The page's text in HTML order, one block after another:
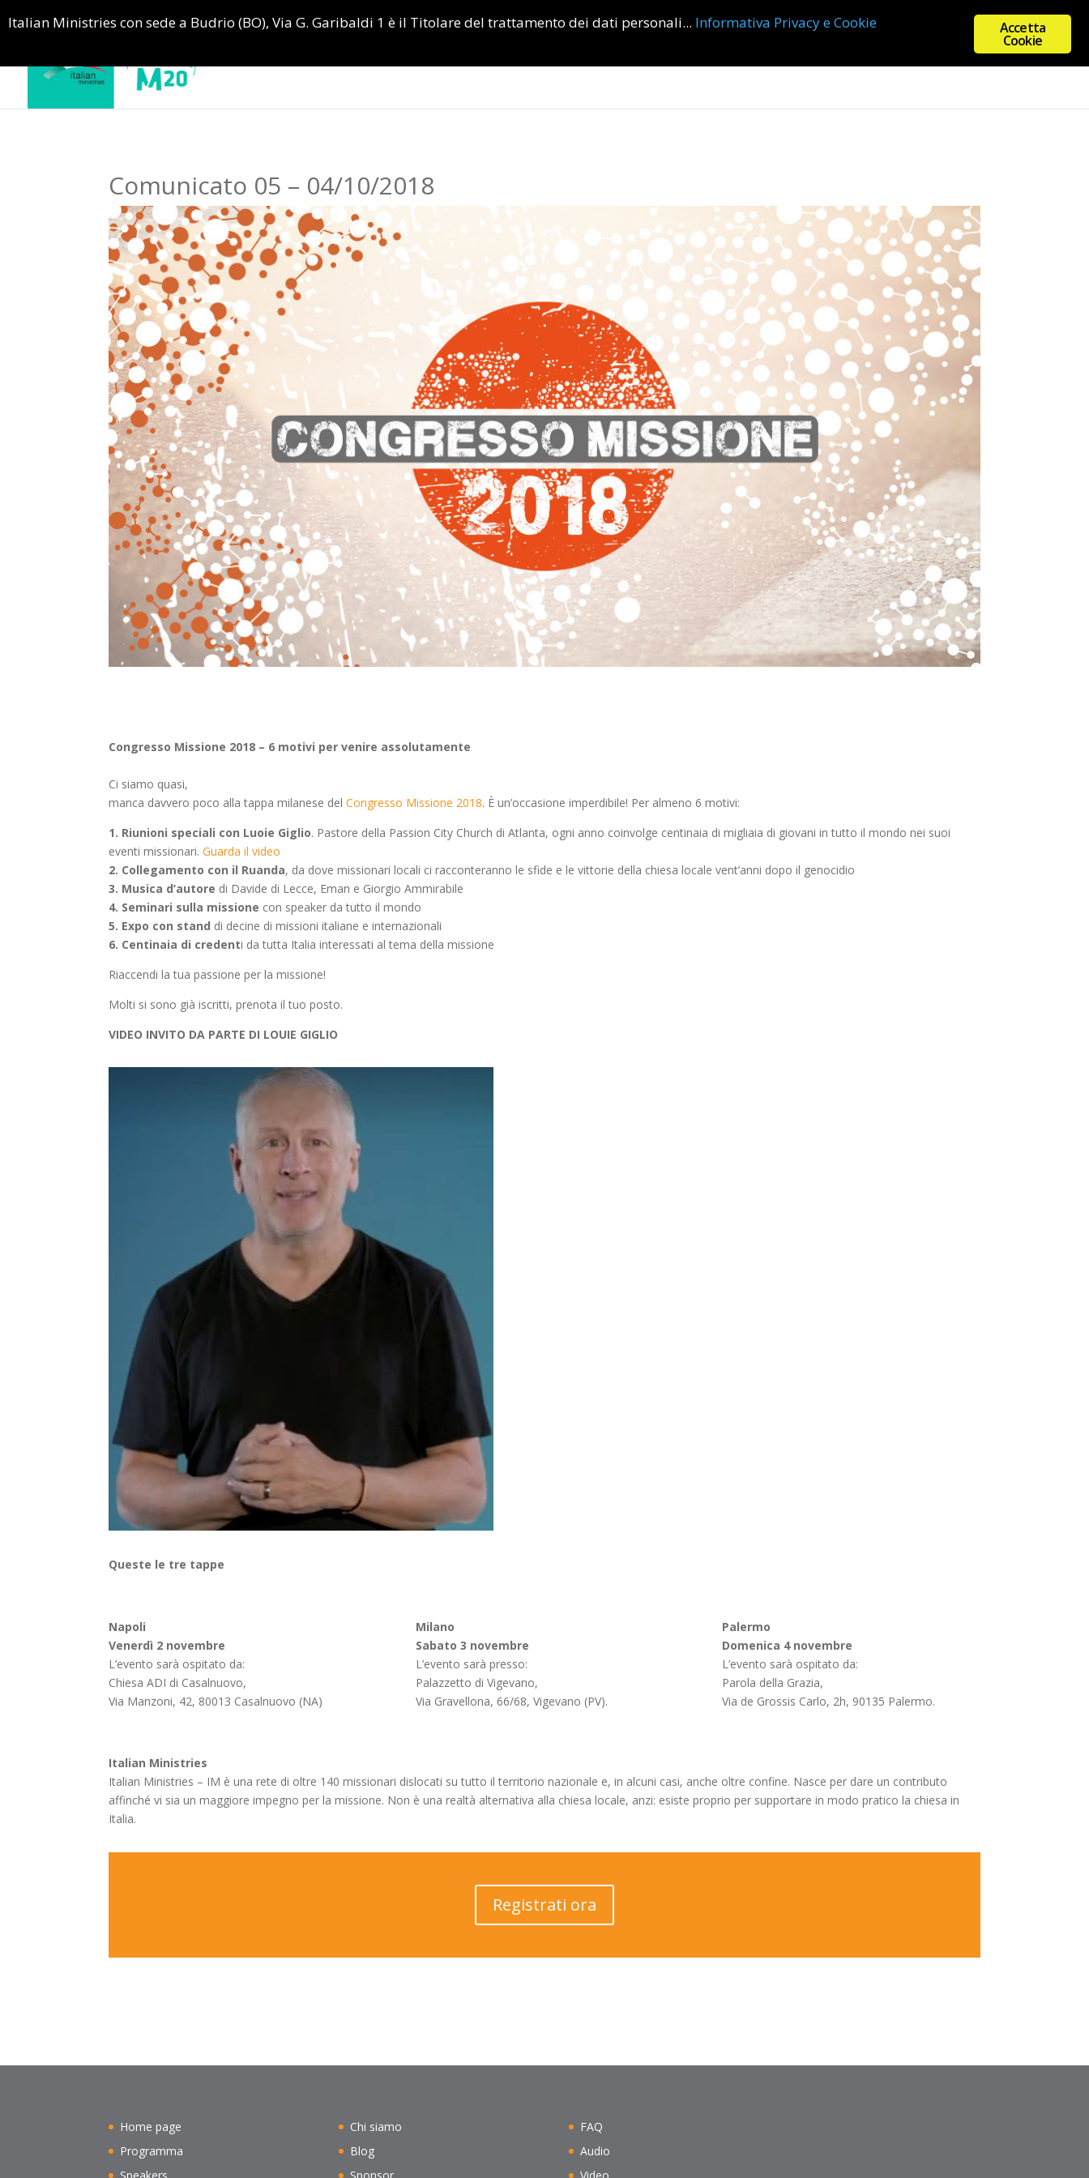
Contatti
Comunicato 05 – 04/10/2018
Congresso Missione 2018 – 6 motivi per venire assolutamente
Ci siamo quasi,
manca davvero poco alla tappa milanese delCongresso Missione 2018. È un’occasione imperdibile! Per almeno 6 motivi:
1. Riunioni speciali con Luoie Giglio. Pastore della Passion City Church di Atlanta, ogni anno coinvolge centinaia di migliaia di giovani in tutto il mondo nei suoi
eventi missionari.Guarda il video
2. Collegamento con il Ruanda, da dove missionari locali ci racconteranno le sfide e le vittorie della chiesa locale vent’anni dopo il genocidio
3. Musica d’autore di Davide di Lecce, Eman e Giorgio Ammirabile
4. Seminari sulla missione con speaker da tutto il mondo
5. Expo con stand di decine di missioni italiane e internazionali
6. Centinaia di credenti da tutta Italia interessati al tema della missione
Riaccendi la tua passione per la missione!
Molti si sono già iscritti, prenota il tuo posto.
VIDEO INVITO DA PARTE DI LOUIE GIGLIO
Queste le tre tappe
Napoli
Venerdì 2 novembre
L’evento sarà ospitato da:
Chiesa ADI di Casalnuovo,
Via Manzoni, 42, 80013 Casalnuovo (NA)
Milano
Sabato 3 novembre
L’evento sarà presso:
Palazzetto di Vigevano,
Via Gravellona, 66/68, Vigevano (PV).
Palermo
Domenica 4 novembre
L’evento sarà ospitato da:
Parola della Grazia,
Via de Grossis Carlo, 2h, 90135 Palermo.
Italian Ministries
Italian Ministries – IM è una rete di oltre 140 missionari dislocati su tutto il territorio nazionale e, in alcuni casi, anche oltre confine. Nasce per dare un contributo
affinché vi sia un maggiore impegno per la missione. Non è una realtà alternativa alla chiesa locale, anzi: esiste proprio per supportare in modo pratico la chiesa in
Italia.
Registrati ora
Home page
Programma
Chi siamo
Blog
FAQ
Audio
Accetta
Cookie
Italian Ministries con sede a Budrio (BO), Via G. Garibaldi 1 è il Titolare del trattamento dei dati personali... Informativa Privacy e Cookie